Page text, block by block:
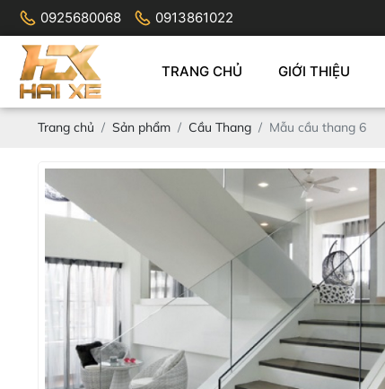
0925680068 0913861022
TRANG CHỦ GIỚI THIỆU
Trang chủ Sản phẩm Cầu Thang Mẫu cầu thang 6